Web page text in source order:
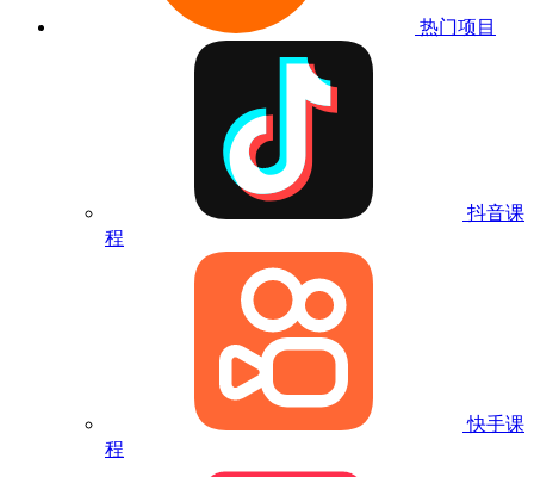
热门项目
抖音课
程
快手课
程